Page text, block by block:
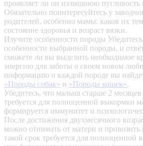
проявляет ли он излишнюю пугливость
Обязательно поинтересуйтесь у
родителей, особенно мамы: каков их
состояние здоровья и возраст вязки.
Изучите особенности породы
особенности выбранной породы, и
сможете ли вы выделить необходимое
энергию для заботы о своем новом
информацию о каждой породе вы
«Породы собак» и «Породы кошек».
Убедитесь, что малыш старше 2 месяцев
требуется для полноценной выкормки
формируется иммунитет и
После достижения двухмесячного
можно отнимать от матери и
такой срок требуется для